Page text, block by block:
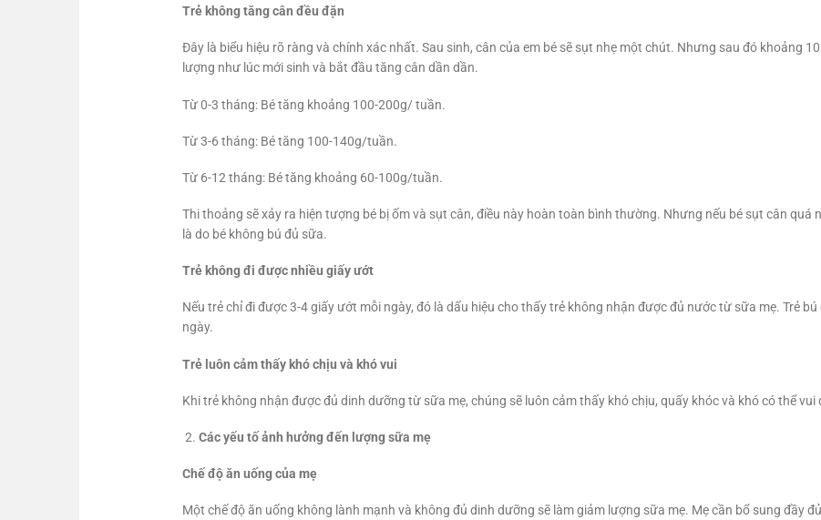
Trẻ không tăng cân đều đặn
Đây là biểu hiệu rõ ràng và chính xác nhất. Sau sinh, cân của em bé sẽ sụt nhẹ một chút. Nhưng sau đó khoảng
lượng như lúc mới sinh và bắt đầu tăng cân dần dần.
Từ 0-3 tháng: Bé tăng khoảng 100-200g/ tuần.
Từ 3-6 tháng: Bé tăng 100-140g/tuần.
Từ 6-12 tháng: Bé tăng khoảng 60-100g/tuần.
Thi thoảng sẽ xảy ra hiện tượng bé bị ốm và sụt cân, điều này hoàn toàn bình thường. Nhưng nếu bé sụt cân quá
là do bé không bú đủ sữa.
Trẻ không đi được nhiều giấy ướt
Nếu trẻ chỉ đi được 3-4 giấy ướt mỗi ngày, đó là dấu hiệu cho thấy trẻ không nhận được đủ nước từ sữa mẹ. Trẻ
ngày.
Trẻ luôn cảm thấy khó chịu và khó vui
Khi trẻ không nhận được đủ dinh dưỡng từ sữa mẹ, chúng sẽ luôn cảm thấy khó chịu, quấy khóc và khó có thể
Các yếu tố ảnh hưởng đến lượng sữa mẹ
Chế độ ăn uống của mẹ
Một chế độ ăn uống không lành mạnh và không đủ dinh dưỡng sẽ làm giảm lượng sữa mẹ. Mẹ cần bổ sung đầy